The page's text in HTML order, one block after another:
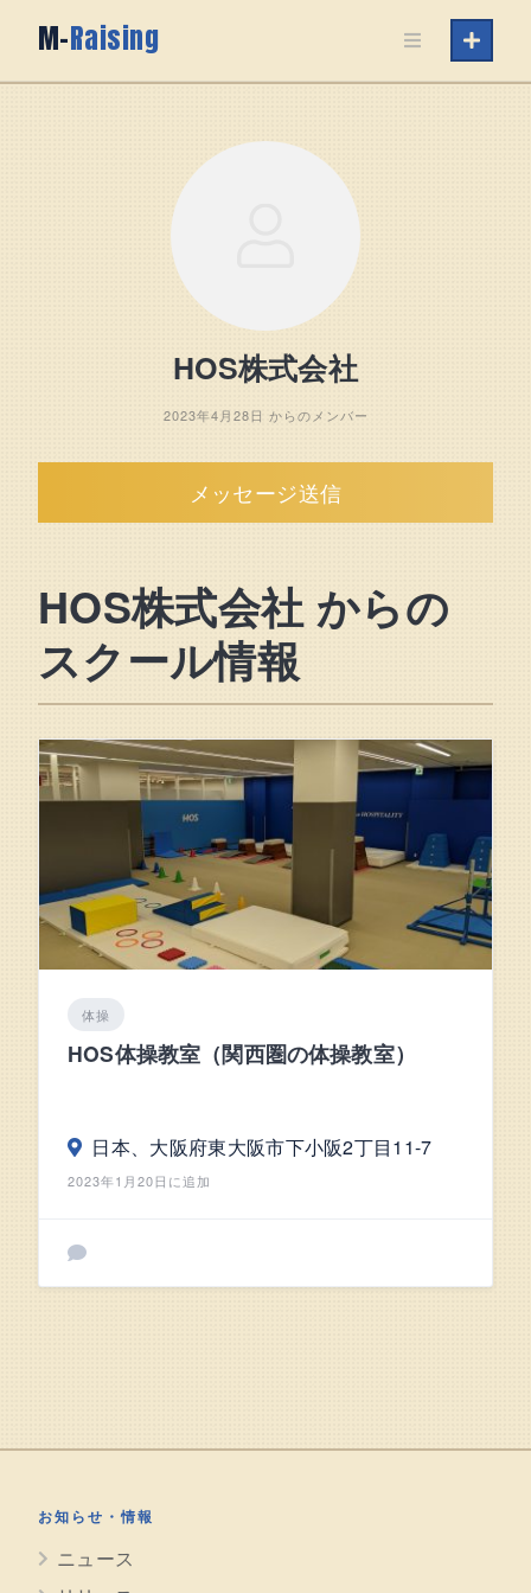
M-Raising
HOS株式会社
2023年4月28日 からのメンバー
メッセージ送信
HOS株式会社 からの
スクール情報
体操
HOS体操教室（関西圏の体操教室）
日本、大阪府東大阪市下小阪2丁目11-7
2023年1月20日に追加
お知らせ・情報
ニュース